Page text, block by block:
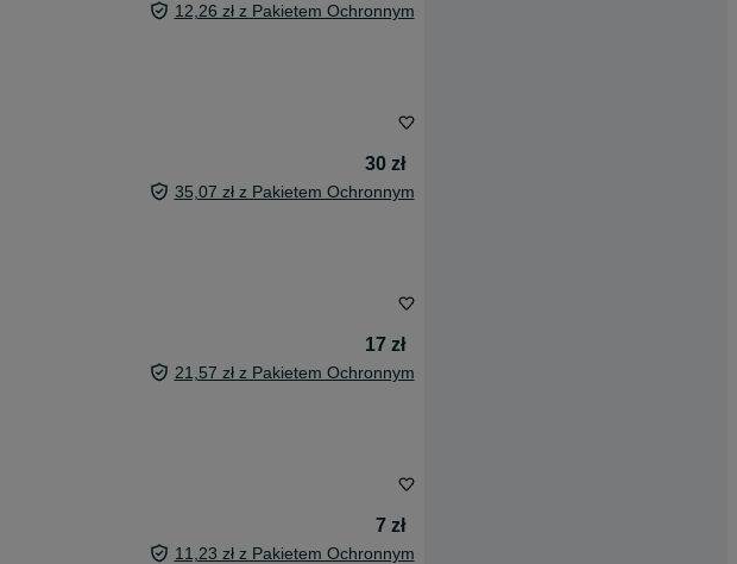
12,26 zł z Pakietem Ochronnym
30 zł
35,07 zł z Pakietem Ochronnym
17 zł
21,57 zł z Pakietem Ochronnym
7 zł
11,23 zł z Pakietem Ochronnym